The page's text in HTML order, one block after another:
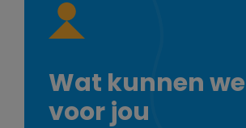
Wat kunnen we
voor jou